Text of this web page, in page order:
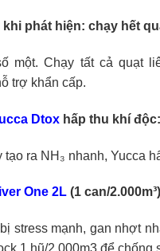
phát hiện: chạy hết
một. Chạy tất cả quạt
trợ khẩn cấp.
Dtox hấp thu khí
tạo ra NH₃ nhanh, Yucca
One 2L (1 can/
stress mạnh, gan nhợt